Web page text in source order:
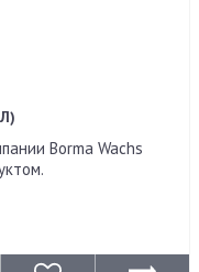
Borma Wachs